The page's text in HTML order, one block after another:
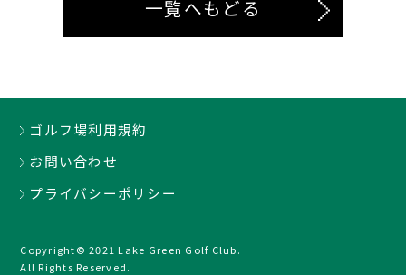
一覧へもどる
ゴルフ場利用規約
お問い合わせ
プライバシーポリシー
Copyright© 2021 Lake Green Golf Club.
All Rights Reserved.